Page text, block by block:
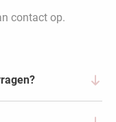
contact op.